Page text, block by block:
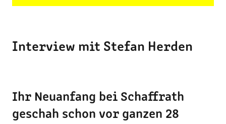
Interview mit Stefan Herden
Ihr Neuanfang bei Schaffrath
geschah schon vor ganzen 28